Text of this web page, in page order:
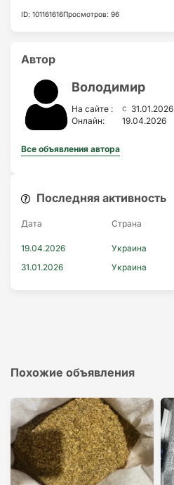
ID: 101161616Просмотров: 96
Автор
Володимир
На сайте : c 31.01.2026
Онлайн:
19.04.2026
Все объявления автора
Последняя активность
Дата Страна
19.04.2026 Украина
31.01.2026
Украина
Похожие объявления